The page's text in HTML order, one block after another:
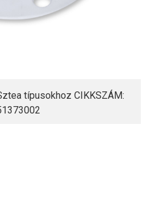
típusokhoz CIKKSZÁM: